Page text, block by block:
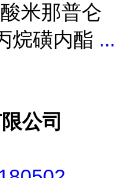
米那普仑
烷磺内酯 ...
公司